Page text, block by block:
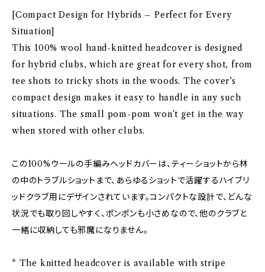
[Compact Design for Hybrids – Perfect for Every
Situation]
This 100% wool hand-knitted headcover is designed
for hybrid clubs, which are great for every shot, from
tee shots to tricky shots in the woods. The cover’s
compact design makes it easy to handle in any such
situations. The small pom-pom won’t get in the way
when stored with other clubs.
この100%ウールの手編みヘッドカバーは、ティーショットから林
の中のトラブルショットまで、あらゆるショットで活躍するハイブリ
ッドクラブ用にデザインされています。コンパクトな設計で、どんな
状況でも取り回しやすく、ポンポンも小さめなので、他のクラブと
一緒に収納しても邪魔になりません。
* The knitted headcover is available with stripe